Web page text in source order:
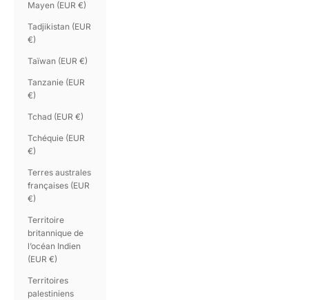
Mayen (EUR €)
Tadjikistan (EUR
€)
Taïwan (EUR €)
Tanzanie (EUR
€)
Tchad (EUR €)
Tchéquie (EUR
€)
Terres australes
françaises (EUR
€)
Territoire
britannique de
l’océan Indien
(EUR €)
Territoires
palestiniens